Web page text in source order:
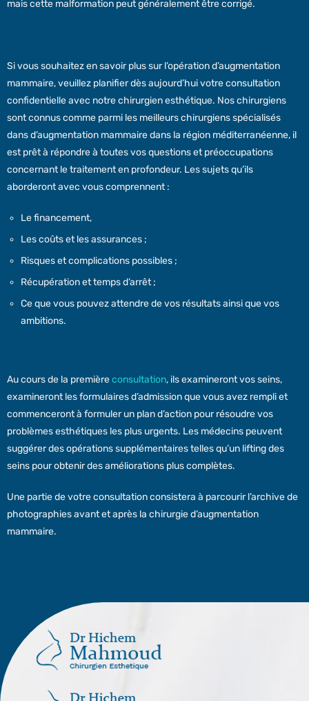
mais cette malformation peut généralement être corrigé.
Si vous souhaitez en savoir plus sur l’opération d’augmentation
mammaire, veuillez planifier dès aujourd’hui votre consultation
confidentielle avec notre chirurgien esthétique. Nos chirurgiens
sont connus comme parmi les meilleurs chirurgiens spécialisés
dans d’augmentation mammaire dans la région méditerranéenne, il
est prêt à répondre à toutes vos questions et préoccupations
concernant le traitement en profondeur. Les sujets qu’ils
aborderont avec vous comprennent :
Le financement,
Les coûts et les assurances ;
Risques et complications possibles ;
Récupération et temps d’arrêt ;
Ce que vous pouvez attendre de vos résultats ainsi que vos
ambitions.
Au cours de la premièreconsultation, ils examineront vos seins,
examineront les formulaires d’admission que vous avez rempli et
commenceront à formuler un plan d’action pour résoudre vos
problèmes esthétiques les plus urgents. Les médecins peuvent
suggérer des opérations supplémentaires telles qu’un lifting des
seins pour obtenir des améliorations plus complètes.
Une partie de votre consultation consistera à parcourir l’archive de
photographies avant et après la chirurgie d’augmentation
mammaire.